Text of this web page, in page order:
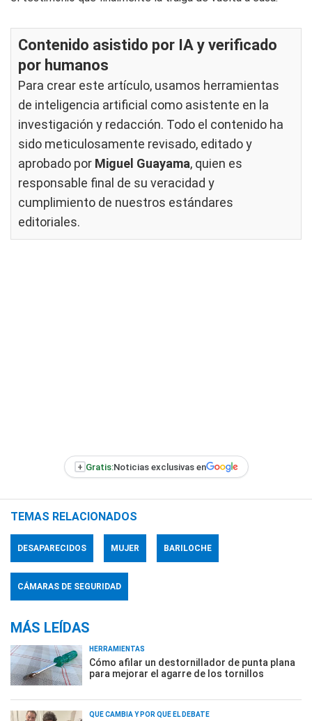
Contenido asistido por IA y verificado
por humanos
Para crear este artículo, usamos herramientas
de inteligencia artificial como asistente en la
investigación y redacción. Todo el contenido ha
sido meticulosamente revisado, editado y
aprobado por Miguel Guayama, quien es
responsable final de su veracidad y
cumplimiento de nuestros estándares
editoriales.
+ Gratis:Noticias exclusivas en
TEMAS RELACIONADOS
DESAPARECIDOS MUJER BARILOCHE
CÁMARAS DE SEGURIDAD
MÁS LEÍDAS
HERRAMIENTAS
Cómo afilar un destornillador de punta plana
para mejorar el agarre de los tornillos
QUÉ CAMBIA Y POR QUÉ EL DEBATE